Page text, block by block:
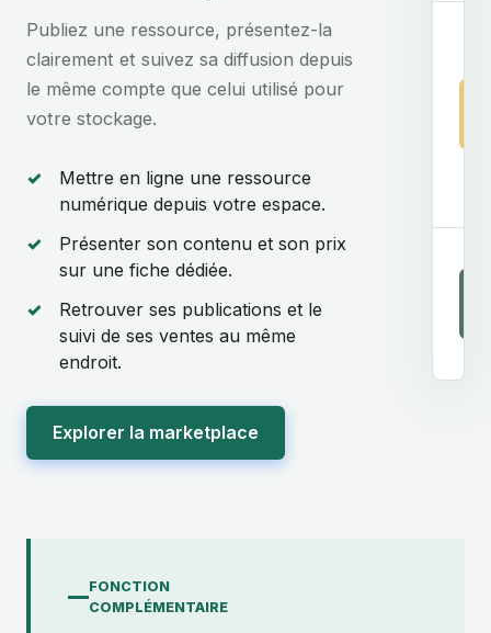
Publiez une ressource, présentez-la
clairement et suivez sa diffusion depuis
le même compte que celui utilisé pour
votre stockage.
✓
Mettre en ligne une ressource
numérique depuis votre espace.
✓
Présenter son contenu et son prix
sur une fiche dédiée.
✓
Retrouver ses publications et le
suivi de ses ventes au même
endroit.
Explorer la marketplace
FONCTION
COMPLÉMENTAIRE